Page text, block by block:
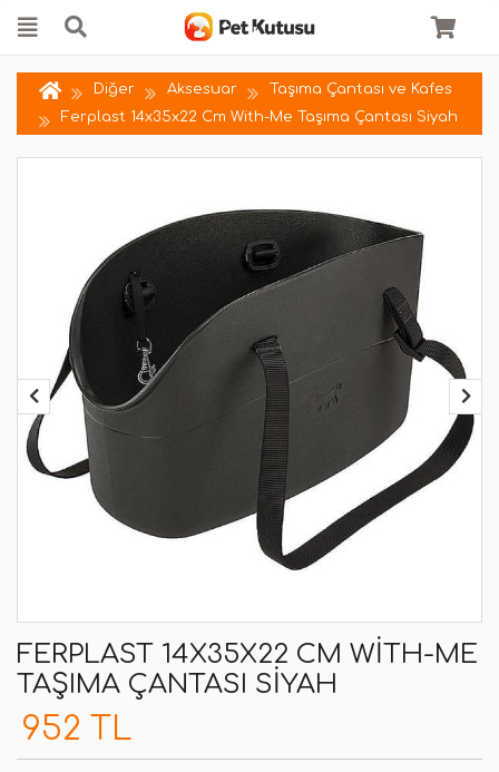
Diğer Aksesuar
Taşıma Çantası ve Kafes
Ferplast 14x35x22 Cm With-Me Taşıma Çantası Siyah
FERPLAST 14X35X22 CM WITH-ME
TAŞIMA ÇANTASI SIYAH
952 TL